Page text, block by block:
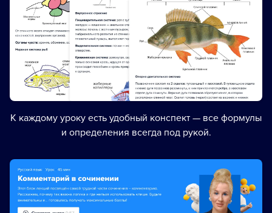
К каждому уроку есть удобный конспект — все формулы
и определения всегда под рукой.